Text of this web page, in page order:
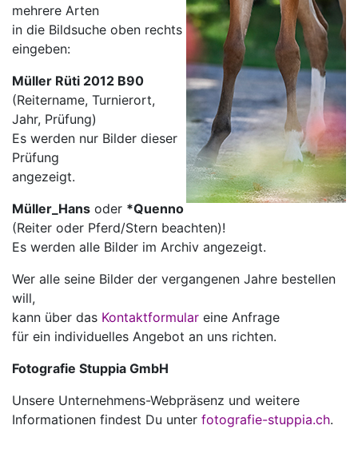
mehrere Arten
in die Bildsuche oben rechts
eingeben:
Müller Rüti 2012 B90
(Reitername, Turnierort,
Jahr, Prüfung)
Es werden nur Bilder dieser
Prüfung
angezeigt.
Müller_Hans oder *Quenno
(Reiter oder Pferd/Stern beachten)!
Es werden alle Bilder im Archiv angezeigt.
Wer alle seine Bilder der vergangenen Jahre bestellen
will,
kann über das Kontaktformular eine Anfrage
für ein individuelles Angebot an uns richten.
Fotografie Stuppia GmbH
Unsere Unternehmens-Webpräsenz und weitere
Informationen findest Du unter fotografie-stuppia.ch.